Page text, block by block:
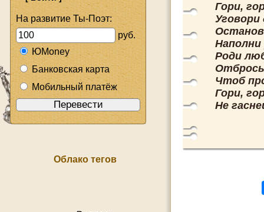
На развитие Ты-Поэт:
руб.
ЮMoney
Банковская карта
Мобильный платёж
Облако тегов
Гори,
Роди
Чтоб
Гори,
Не